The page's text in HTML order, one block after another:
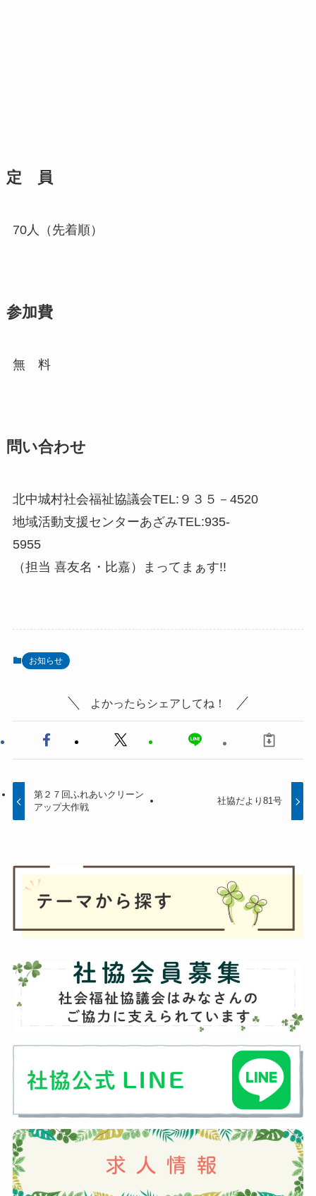
定 員
70人（先着順）
参加費
無 料
問い合わせ
北中城村社会福祉協議会TEL:９３５－4520
地域活動支援センターあざみTEL:935-
5955
（担当 喜友名・比嘉）まってまぁす!!
お知らせ
よかったらシェアしてね！
第２７回ふれあいクリーン
アップ大作戦
社協だより81号